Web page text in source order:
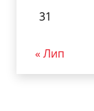
31
« Лип